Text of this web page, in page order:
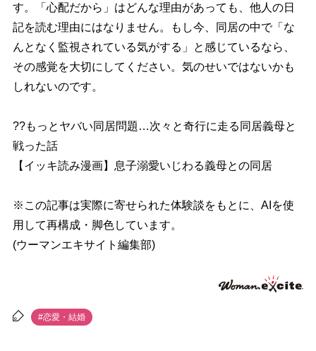
す。「心配だから」はどんな理由があっても、他人の日
記を読む理由にはなりません。もし今、同居の中で「な
んとなく監視されている気がする」と感じているなら、
その感覚を大切にしてください。気のせいではないかも
しれないのです。
??もっとヤバい同居問題…次々と奇行に走る同居義母と
戦った話
【イッキ読み漫画】息子溺愛いじわる義母との同居
※この記事は実際に寄せられた体験談をもとに、AIを使
用して再構成・脚色しています。
(ウーマンエキサイト編集部)
#恋愛・結婚